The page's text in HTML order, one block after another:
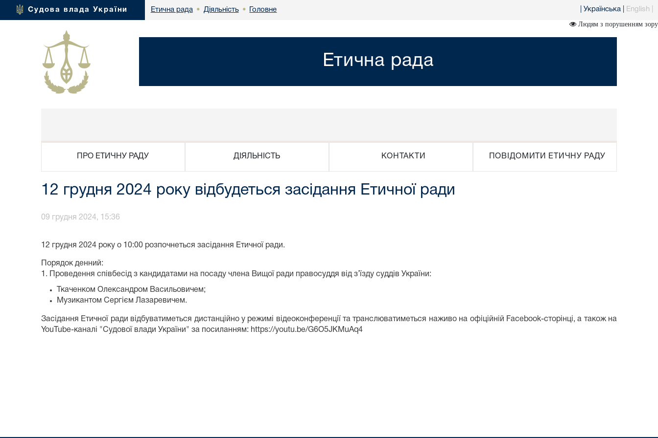
Судова влада України Етична рада • Діяльність • Головне Українська English
Людям з порушенням зору
Етична рада
ПРО ЕТИЧНУ РАДУ ДІЯЛЬНІСТЬ КОНТАКТИ ПОВІДОМИТИ ЕТИЧНУ РАДУ
12 грудня 2024 року відбудеться засідання Етичної ради
09 грудня 2024, 15:36
12 грудня 2024 року о 10:00 розпочнеться засідання Етичної ради.
Порядок денний:
1. Проведення співбесід з кандидатами на посаду члена Вищої ради правосуддя від з’їзду суддів України:
Ткаченком Олександром Васильовичем;
Музикантом Сергієм Лазаревичем.
Засідання Етичної ради відбуватиметься дистанційно у режимі відеоконференції та транслюватиметься наживо на офіційній Facebook-сторінці, а також на
YouTube-каналі "Судової влади України" за посиланням: https://youtu.be/G6O5JKMuAq4